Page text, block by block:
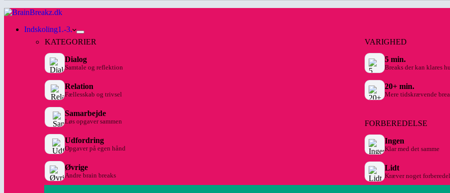
Indskoling1.-3.
KATEGORIER
Dialog
Samtale og reflektion
Relation
Fællesskab og trivsel
Samarbejde
Løs opgaver sammen
Udfordring
Opgaver på egen hånd
Øvrige
Andre brain breaks
VARIGHED
5 min.
Breaks der kan klares
20+ min.
Mere tidskrævende
FORBEREDELSE
Ingen
Klar med det samme
Lidt
Kræver noget